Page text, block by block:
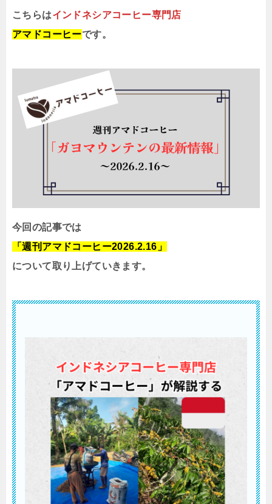
こちらはインドネシアコーヒー専門店
アマドコーヒーです。
今回の記事では
「週刊アマドコーヒー2026.2.16」
について取り上げていきます。